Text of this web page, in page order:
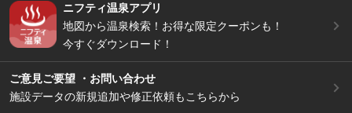
ニフティ温泉アプリ
地図から温泉検索！お得な限定クーポンも！
今すぐダウンロード！
ご意見ご要望 ・お問い合わせ
施設データの新規追加や修正依頼もこちらから